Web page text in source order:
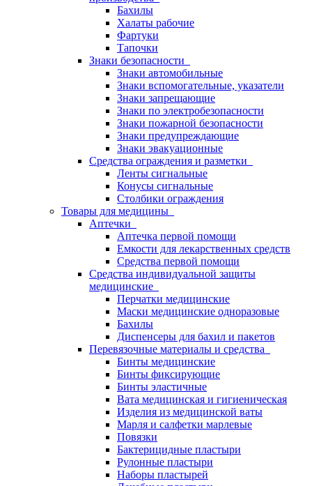
Бахилы
Халаты рабочие
Фартуки
Тапочки
Знаки безопасности
Знаки автомобильные
Знаки вспомогательные, указатели
Знаки запрещающие
Знаки по электробезопасности
Знаки пожарной безопасности
Знаки предупреждающие
Знаки эвакуационные
Средства ограждения и разметки
Ленты сигнальные
Конусы сигнальные
Столбики ограждения
Товары для медицины
Аптечки
Аптечка первой помощи
Емкости для лекарственных средств
Средства первой помощи
Средства индивидуальной защиты
медицинские
Перчатки медицинские
Маски медицинские одноразовые
Бахилы
Диспенсеры для бахил и пакетов
Перевязочные материалы и средства
Бинты медицинские
Бинты фиксирующие
Бинты эластичные
Вата медицинская и гигиеническая
Изделия из медицинской ваты
Марля и салфетки марлевые
Повязки
Бактерицидные пластыри
Рулонные пластыри
Наборы пластырей